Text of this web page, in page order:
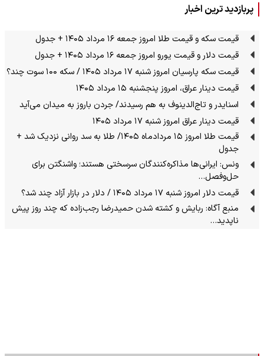
پربازدید ترین اخبار
قیمت سکه و قیمت طلا امروز جمعه ۱۶ مرداد ۱۴۰۵ + جدول
قیمت دلار و قیمت یورو امروز جمعه ۱۶ مرداد ۱۴۰۵ + جدول
قیمت سکه پارسیان امروز شنبه ۱۷ مرداد ۱۴۰۵ / سکه ۱۰۰ سوت چند؟
قیمت دینار عراق، امروز پنجشنبه ۱۵ مرداد ۱۴۰۵
اسنایدر و تاج‌الدینوف به هم رسیدند/ جردن باروز به میدان می‌آید
قیمت دینار عراق امروز شنبه ۱۷ مرداد ۱۴۰۵
قیمت طلا امروز ۱۵ مردادماه ۱۴۰۵/ طلا به سد روانی نزدیک شد +
جدول
ونس: ایرانی‌ها مذاکره‌کنندگان سرسختی هستند؛ واشنگتن برای
حل‌وفصل…
قیمت دلار امروز شنبه ۱۷ مرداد ۱۴۰۵ / دلار در بازار آزاد چند شد؟
منبع آگاه: ربایش و کشته شدن حمیدرضا رجب‌زاده که چند روز پیش
ناپدید…